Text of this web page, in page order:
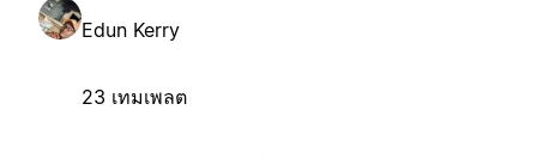
Edun Kerry
23 เทมเพลต